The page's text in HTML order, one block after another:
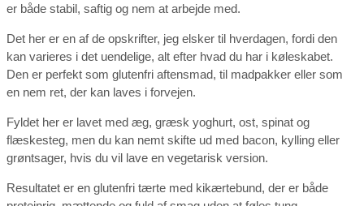
er både stabil, saftig og nem at arbejde med.
Det her er en af de opskrifter, jeg elsker til hverdagen, fordi den
kan varieres i det uendelige, alt efter hvad du har i køleskabet.
Den er perfekt som glutenfri aftensmad, til madpakker eller som
en nem ret, der kan laves i forvejen.
Fyldet her er lavet med æg, græsk yoghurt, ost, spinat og
flæskesteg, men du kan nemt skifte ud med bacon, kylling eller
grøntsager, hvis du vil lave en vegetarisk version.
Resultatet er en glutenfri tærte med kikærtebund, der er både